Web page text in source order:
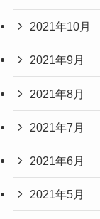
2021年10月
2021年9月
2021年8月
2021年7月
2021年6月
2021年5月